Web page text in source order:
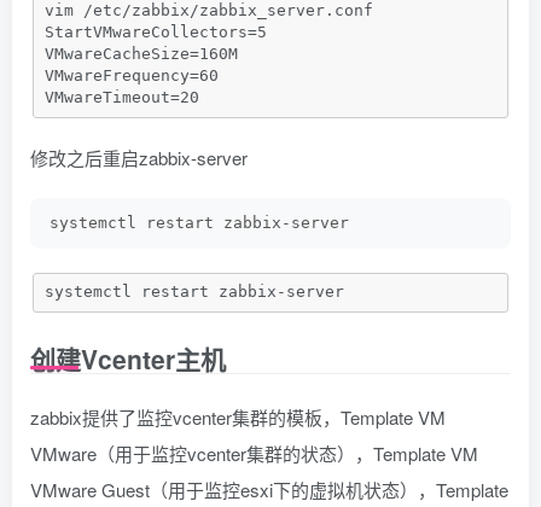
vim /etc/zabbix/zabbix_server.conf
StartVMwareCollectors=5
VMwareCacheSize=160M
VMwareFrequency=60
VMwareTimeout=20
修改之后重启zabbix-server
systemctl restart zabbix-server
systemctl restart zabbix-server
创建Vcenter主机
zabbix提供了监控vcenter集群的模板，Template VM
VMware（用于监控vcenter集群的状态），Template VM
VMware Guest（用于监控esxi下的虚拟机状态），Template